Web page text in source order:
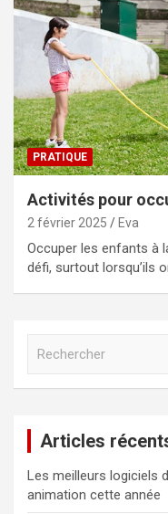
PRATIQUE
Activités pour
2 février 2025 Eva
Occuper les enfants à
défi, surtout lorsqu’ils
c
h
e
Articles
Les meilleurs logiciels
animation cette année